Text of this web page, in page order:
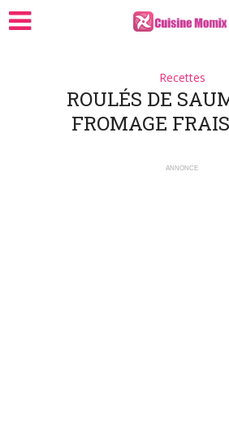
Recettes
ROULÉS DE
FROMAGE
ANNONCE